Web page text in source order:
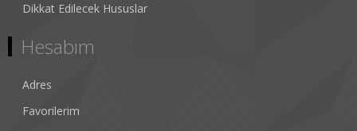
Dikkat Edilecek Hususlar
Hesabım
Adres
Favorilerim